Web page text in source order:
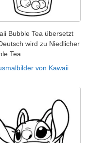
Bubble Tea übersetzt
wird zu Niedlicher
Tea.
von Kawaii